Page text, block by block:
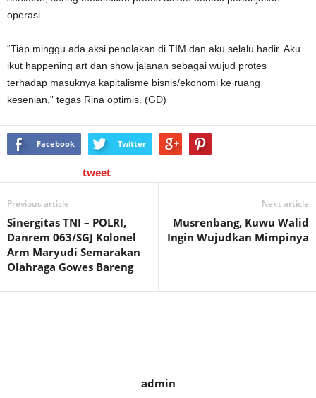
operasi.
“Tiap minggu ada aksi penolakan di TIM dan aku selalu hadir. Aku
ikut happening art dan show jalanan sebagai wujud protes
terhadap masuknya kapitalisme bisnis/ekonomi ke ruang
kesenian,” tegas Rina optimis. (GD)
Facebook Twitter
tweet
Previous article
Sinergitas TNI – POLRI,
Danrem 063/SGJ Kolonel
Arm Maryudi Semarakan
Olahraga Gowes Bareng
Next article
Musrenbang, Kuwu Walid
Ingin Wujudkan Mimpinya
admin